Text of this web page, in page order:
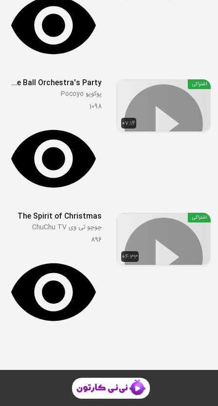
07:14
اشتراکی S04E33 - The Ball Orchestra's Party
پوکویو Pocoyo
1098
04:33
اشتراکی The Spirit of Christmas
چوچو تی وی ChuChu TV
896